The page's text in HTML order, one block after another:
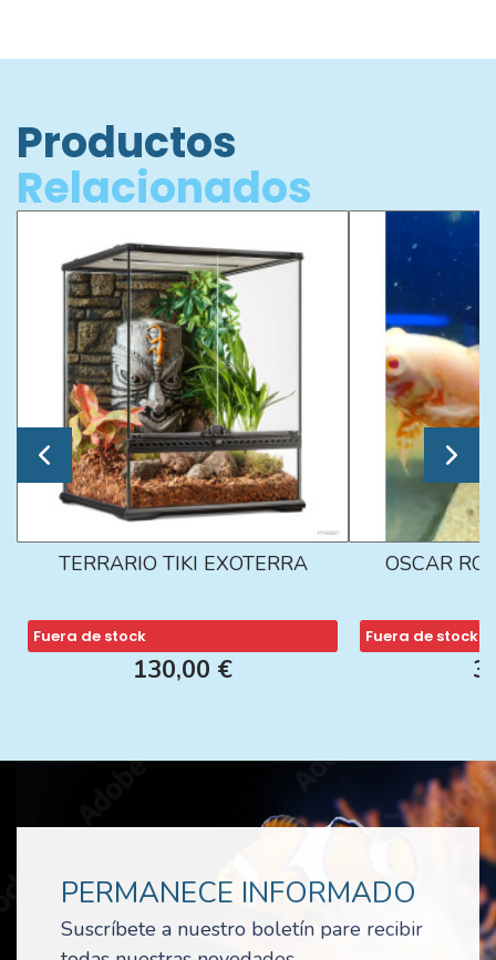
Productos
Relacionados
TERRARIO TIKI EXOTERRA
Fuera de stock
130,00 €
OSCAR
Fuera de stock
PERMANECE INFORMADO
Suscríbete a nuestro boletín pare recibir